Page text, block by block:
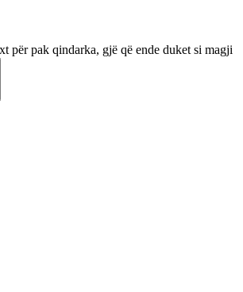
për pak qindarka, gjë që ende duket si magji